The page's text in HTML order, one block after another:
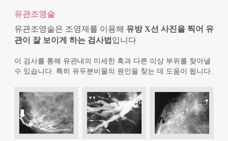
유관조영술
유관조영술은 조영제를 이용해 유방 X선 사진을 찍어 유
관이 잘 보이게 하는 검사법 입니다
이 검사를 통해 유관내의 미세한 혹과 다른 이상 부위를 찾아낼
수 있습니다. 특히 유두분비물의 원인을 찾는 데 도움이 됩니다.